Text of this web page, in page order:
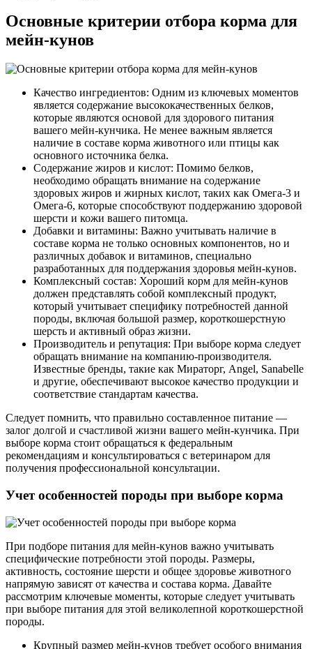
Основные критерии отбора корма для
мейн-кунов
Качество ингредиентов: Одним из ключевых моментов
является содержание высококачественных белков,
которые являются основой для здорового питания
вашего мейн-кунчика. Не менее важным является
наличие в составе корма животного или птицы как
основного источника белка.
Содержание жиров и кислот: Помимо белков,
необходимо обращать внимание на содержание
здоровых жиров и жирных кислот, таких как Омега-3 и
Омега-6, которые способствуют поддержанию здоровой
шерсти и кожи вашего питомца.
Добавки и витамины: Важно учитывать наличие в
составе корма не только основных компонентов, но и
различных добавок и витаминов, специально
разработанных для поддержания здоровья мейн-кунов.
Комплексный состав: Хороший корм для мейн-кунов
должен представлять собой комплексный продукт,
который учитывает специфику потребностей данной
породы, включая большой размер, короткошерстную
шерсть и активный образ жизни.
Производитель и репутация: При выборе корма следует
обращать внимание на компанию-производителя.
Известные бренды, такие как Мираторг, Angel, Sanabelle
и другие, обеспечивают высокое качество продукции и
соответствие стандартам качества.
Следует помнить, что правильно составленное питание —
залог долгой и счастливой жизни вашего мейн-кунчика. При
выборе корма стоит обращаться к федеральным
рекомендациям и консультироваться с ветеринаром для
получения профессиональной консультации.
Учет особенностей породы при выборе корма
При подборе питания для мейн-кунов важно учитывать
специфические потребности этой породы. Размеры,
активность, состояние шерсти и общее здоровье животного
напрямую зависят от качества и состава корма. Давайте
рассмотрим ключевые моменты, которые следует учитывать
при выборе питания для этой великолепной короткошерстной
породы.
Крупный размер мейн-кунов требует особого внимания